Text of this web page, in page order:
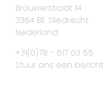
Brouwerstraat 14
3364 BE Sliedrecht
Nederland
+31(0)78 - 617 03 55
Stuur ons een bericht